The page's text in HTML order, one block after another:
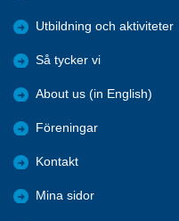
Utbildning och aktiviteter
Så tycker vi
About us (in English)
Föreningar
Kontakt
Mina sidor